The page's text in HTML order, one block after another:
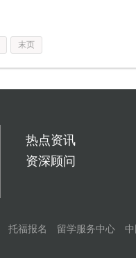
末页
热点资讯
资深顾问
托福报名 留学服务中心